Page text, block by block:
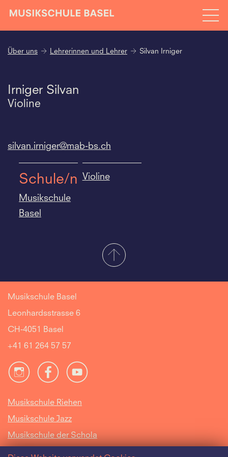
Über uns Lehrerinnen und Lehrer Silvan Irniger
Irniger Silvan
Violine
silvan.irniger@mab-bs.ch
Schule/n
Musikschule
Basel
Violine
Musikschule Basel
Leonhardsstrasse 6
CH-4051 Basel
+41 61 264 57 57
Musikschule Riehen
Musikschule Jazz
Musikschule der Schola